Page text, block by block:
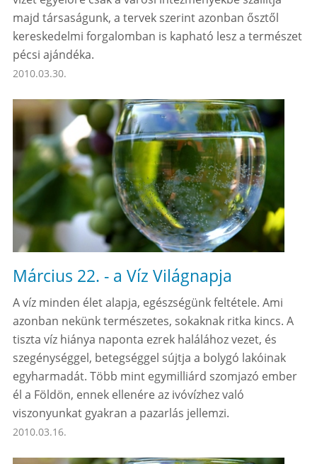
majd társaságunk, a tervek szerint azonban ősztől
kereskedelmi forgalomban is kapható lesz a természet
pécsi ajándéka.
2010.03.30.
Március 22. - a Víz Világnapja
A víz minden élet alapja, egészségünk feltétele. Ami
azonban nekünk természetes, sokaknak ritka kincs. A
tiszta víz hiánya naponta ezrek halálához vezet, és
szegénységgel, betegséggel sújtja a bolygó lakóinak
egyharmadát. Több mint egymilliárd szomjazó ember
él a Földön, ennek ellenére az ivóvízhez való
viszonyunkat gyakran a pazarlás jellemzi.
2010.03.16.